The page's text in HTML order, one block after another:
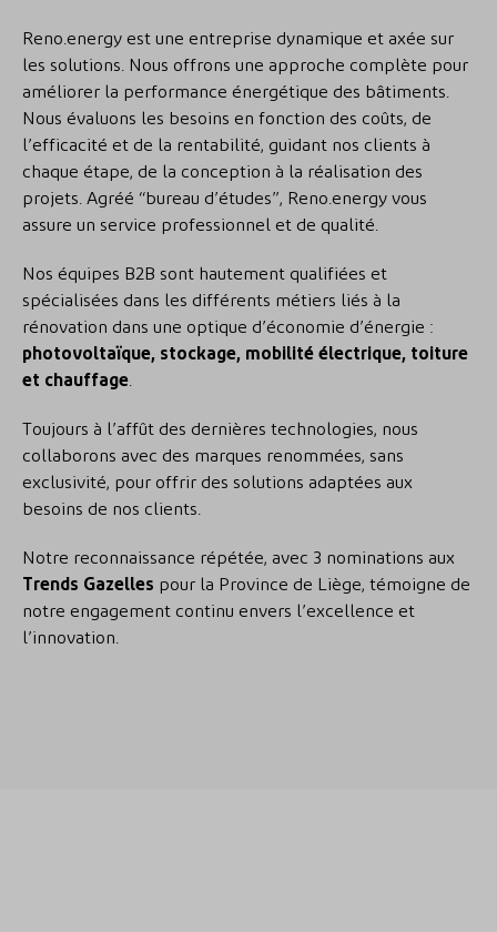
Reno.energy est une entreprise dynamique et axée sur
les solutions. Nous offrons une approche complète pour
améliorer la performance énergétique des bâtiments.
Nous évaluons les besoins en fonction des coûts, de
l’efficacité et de la rentabilité, guidant nos clients à
chaque étape, de la conception à la réalisation des
projets. Agréé “bureau d’études”, Reno.energy vous
assure un service professionnel et de qualité.
Nos équipes B2B sont hautement qualifiées et
spécialisées dans les différents métiers liés à la
rénovation dans une optique d’économie d’énergie :
photovoltaïque, stockage, mobilité électrique, toiture
et chauffage
Toujours à l’affût des dernières technologies, nous
collaborons avec des marques renommées, sans
exclusivité, pour offrir des solutions adaptées aux
besoins de nos clients.
Notre reconnaissance répétée, avec 3 nominations aux
Trends Gazelles pour la Province de Liège, témoigne de
notre engagement continu envers l’excellence et
l’innovation.